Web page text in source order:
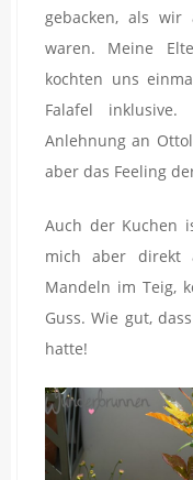
gebacken, als wir
waren. Meine
kochten uns
Falafel
Anlehnung an
aber das Feeling
Auch der Kuchen
mich aber direkt
Mandeln im Teig,
Guss. Wie gut,
hatte!